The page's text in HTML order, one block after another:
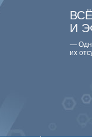
И
—
их